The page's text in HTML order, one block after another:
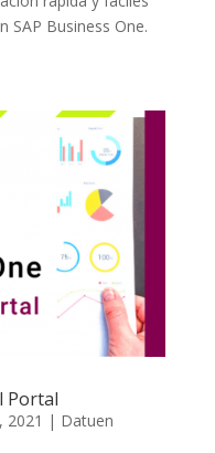
SAP Business One.
Portal
2021 | Datuen